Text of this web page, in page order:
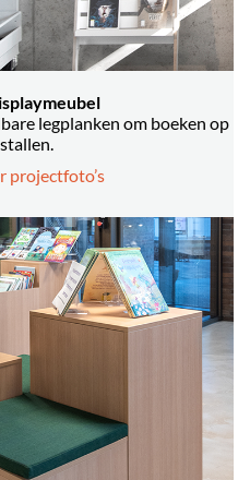
legplanken om boeken op
projectfoto’s